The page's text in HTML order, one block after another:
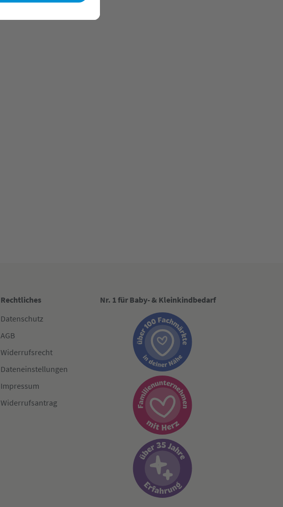
Rechtliches
Datenschutz
AGB
Widerrufsrecht
Dateneinstellungen
Impressum
Widerrufsantrag
Nr. 1 für Baby- & Kleinkindbedarf